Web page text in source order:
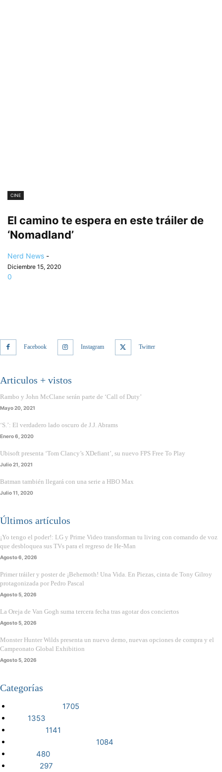
CINE
El camino te espera en este tráiler de
‘Nomadland’
Nerd News -
Diciembre 15, 2020
0
Facebook Instagram Twitter
Articulos + vistos
Rambo y John McClane serán parte de ‘Call of Duty’
Mayo 20, 2021
‘S.’: El verdadero lado oscuro de J.J. Abrams
Enero 6, 2020
Ubisoft presenta ‘Tom Clancy’s XDefiant’, su nuevo FPS Free To Play
Julio 21, 2021
Batman también llegará con una serie a HBO Max
Julio 11, 2020
Últimos artículos
¡Yo tengo el poder!: LG y Prime Video transforman tu living con comando de voz
que desbloquea sus TVs para el regreso de He-Man
Agosto 6, 2026
Primer tráiler y poster de ¡Behemoth! Una Vida. En Piezas, cinta de Tony Gilroy
protagonizada por Pedro Pascal
Agosto 5, 2026
La Oreja de Van Gogh suma tercera fecha tras agotar dos conciertos
Agosto 5, 2026
Monster Hunter Wilds presenta un nuevo demo, nuevas opciones de compra y el
Campeonato Global Exhibition
Agosto 5, 2026
Categorías
1705
1353
1141
1084
480
297